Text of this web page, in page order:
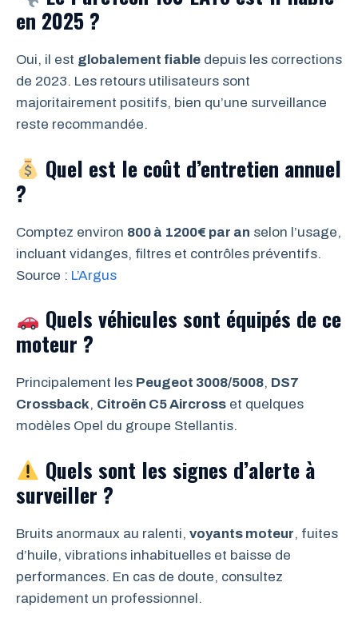
en 2025 ?
Oui, il est globalement fiable depuis les corrections
de 2023. Les retours utilisateurs sont
majoritairement positifs, bien qu’une surveillance
reste recommandée.
Quel est le coût d’entretien annuel
?
Comptez environ 800 à 1200€ par an selon l’usage,
incluant vidanges, filtres et contrôles préventifs.
Source : L’Argus
Quels véhicules sont équipés de ce
moteur ?
Principalement les Peugeot 3008/5008, DS7
Crossback, Citroën C5 Aircross et quelques
modèles Opel du groupe Stellantis.
Quels sont les signes d’alerte à
surveiller ?
Bruits anormaux au ralenti, voyants moteur, fuites
d’huile, vibrations inhabituelles et baisse de
performances. En cas de doute, consultez
rapidement un professionnel.